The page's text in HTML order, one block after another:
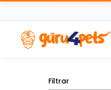
Filtrar